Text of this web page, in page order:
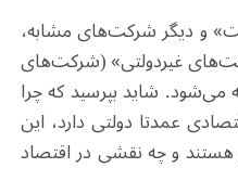
و دیگر شرکت‌های مشابه،
غیردولتی» (شرکت‌های
می‌شود. شاید بپرسید که چرا
عمدتا دولتی دارد، این
و چه نقشی در اقتصاد